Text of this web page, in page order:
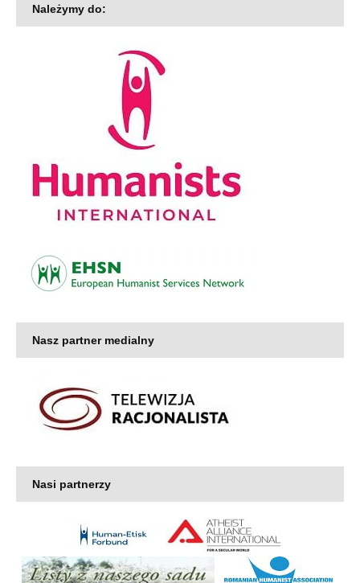
Należymy do:
Nasz partner medialny
Nasi partnerzy